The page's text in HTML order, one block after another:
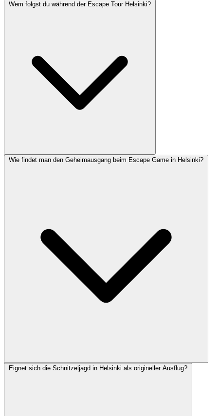
Wem folgst du während der Escape Tour Helsinki?
Wie findet man den Geheimausgang beim Escape Game in Helsinki?
Eignet sich die Schnitzeljagd in Helsinki als origineller Ausflug?